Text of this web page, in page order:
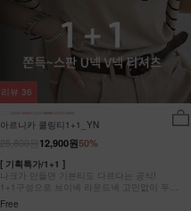
아르니카 쿨링티1+1_YN
50%
12,900원
[ 기획특가/1+1 ]
나크가 만들면 기본티도 다르다는 공식!
1+1구성으로 브이넥 라운드넥 고민없이 두장
다 챙겨가세요
Free
리뷰 36